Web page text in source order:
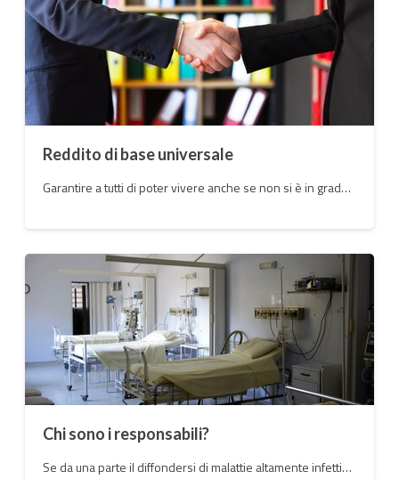
Reddito di base universale
Garantire a tutti di poter vivere anche se non si è in grado di trovare un lavoro e allo stesso tempo aiutare chi non è più in grado di rientrare nel mondo del lavoro è una necessità del nostro tempo
Chi sono i responsabili?
Se da una parte il diffondersi di malattie altamente infettive è estremamente difficile da evitare questa, nella sua tragicità, ha fatto emergere la fragilità del nostro sistema sanitario nazionale.